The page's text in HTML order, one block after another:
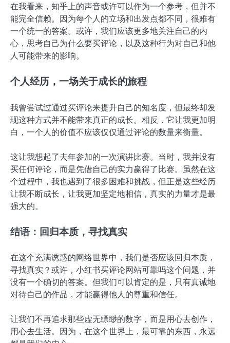
在我看来，知乎上的声音或许可以作为一个参考，但并不
能完全信赖。因为每个人的立场和出发点都不同，很难有
一个统一的答案。或许，我们应该更多地关注自己的内
心，思考自己为什么要买评论，以及这种行为对自己和他
人可能带来的影响。
个人经历，一场关于成长的旅程
我曾尝试过通过买评论来提升自己的知名度，但最终却发
现这种方式并不能带来真正的成长。相反，它让我更加明
白，一个人的价值不应该仅仅通过评论的数量来衡量。
这让我想起了去年参加的一次演讲比赛。当时，我并没有
买任何评论，而是凭借自己的实力赢得了比赛。虽然在这
个过程中，我也遇到了很多困难和挑战，但正是这些经历
让我不断成长，让我更加坚定地相信，真实的力量才是最
强大的。
结语：回归本质，寻找真实
在这个充满诱惑的网络世界中，我们是否应该回归本质，
寻找真实？或许，小红书买评论网站可靠吗这个问题，并
没有一个确切的答案。但我们可以肯定的是，只有真诚地
对待自己的作品，才能赢得他人的尊重和信任。
让我们不再追求那些虚无缥缈的数字，而是用心去创作，
用心去生活。因为，在这个世界上，最可靠的东西，永远